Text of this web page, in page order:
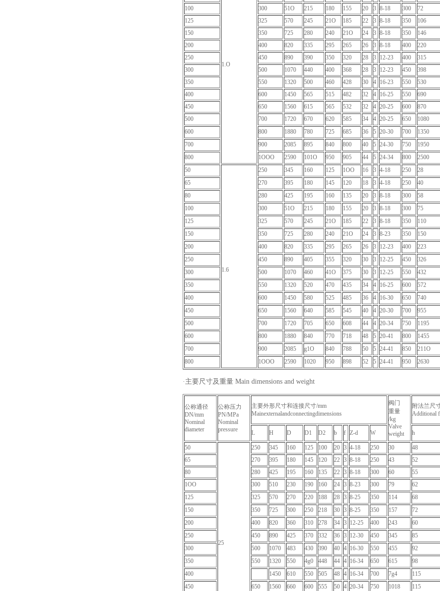
1.O
100
300 51O 215 180 155 20 3 8-18 300 72
125
325 570 245 21O 185 22 3 8-18 350 106
150
350 725 280 240 21O 24 3 8-18 350 146
200
400 820 335 295 265 26 3 8-18 400 220
250
450 890 390 350 320 28 3 12-23 400 315
300
500 1070 440 400 368 28 3 12-23 450 398
350
550 1320 500 460 428 30 4 16-23 550 530
400
600 1450 565 515 482 32 4 16-25 550 690
450
650 1560 615 565 532 32 4 20-25 600 870
500
700 1720 670 620 585 34 4 20-25 650 1080
600
800 1880 780 725 685 36 5 20-30 700 1350
700
900 2085 895 840 800 40 5 24-30 750 1950
800
1OOO 2590 101O 950 905 44 5 24-34 800 2500
50
1.6
250 345 160 125 1OO 16 3 4-18 250 28
65
270 395 180 145 120 18 3 4-18 250 40
80
280 425 195 160 135 20 3 8-18 300 58
100
300 51O 215 180 155 20 3 8-18 300 75
125
325 570 245 21O 185 22 3 8-18 350 110
150
350 725 280 240 21O 24 3 8-23 350 150
200
400 820 335 295 265 26 3 12-23 400 223
250
450 890 405 355 320 30 3 12-25 450 326
300
500 1070 460 41O 375 30 3 12-25 550 432
350
550 1320 520 470 435 34 4 16-25 600 572
400
600 1450 580 525 485 36 4 16-30 650 740
450
650 1560 640 585 545 40 4 20-30 700 955
500
700 1720 705 650 608 44 4 20-34 750 1195
600
800 1880 840 770 718 48 5 20-41 800 1455
700
900 2085 g1O 840 788 50 5 24-41 850 211O
800
1OOO 2590 1020 950 898 52 5 24-41 950 2630
·主要尺寸及重量 Main dimensions and weight
公称通径
DN/mm
Nominal
diameter
公称压力
PN/MPa
Nominal
pressure
主要外形尺寸和连接尺寸/mm
Mainexternalandconnectingdimensions
阀门
重量
/kg
Valve
weight
附法兰尺
Additional
L H D D1 D2 b f Z-d W h
50
25
250 345 160 125 100 20 3 4-18 250 30 48
65
270 395 180 145 120 22 3 8-18 250 43 52
80
280 425 195 160 135 22 3 8-18 300 60 55
1OO
300 510 230 190 160 24 3 8-23 300 79 62
125
325 570 270 220 188 28 3 8-25 350 114 68
150
350 725 300 250 218 30 3 8-25 350 157 72
200
400 820 360 310 278 34 3 12-25 400 243 60
250
450 890 425 370 332 36 3 12-30 450 345 85
300
500 1070 483 430 390 40 4 16-30 550 455 92
350
550 1320 550 4g0 448 44 4 16-34 650 615 98
400
1450 610 550 505 48 4 16-34 700 7g4 115
450
650 1560 660 600 555 50 4 20-34 750 1018 115